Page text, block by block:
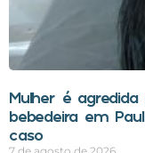
Mulher é
bebedeira em
caso